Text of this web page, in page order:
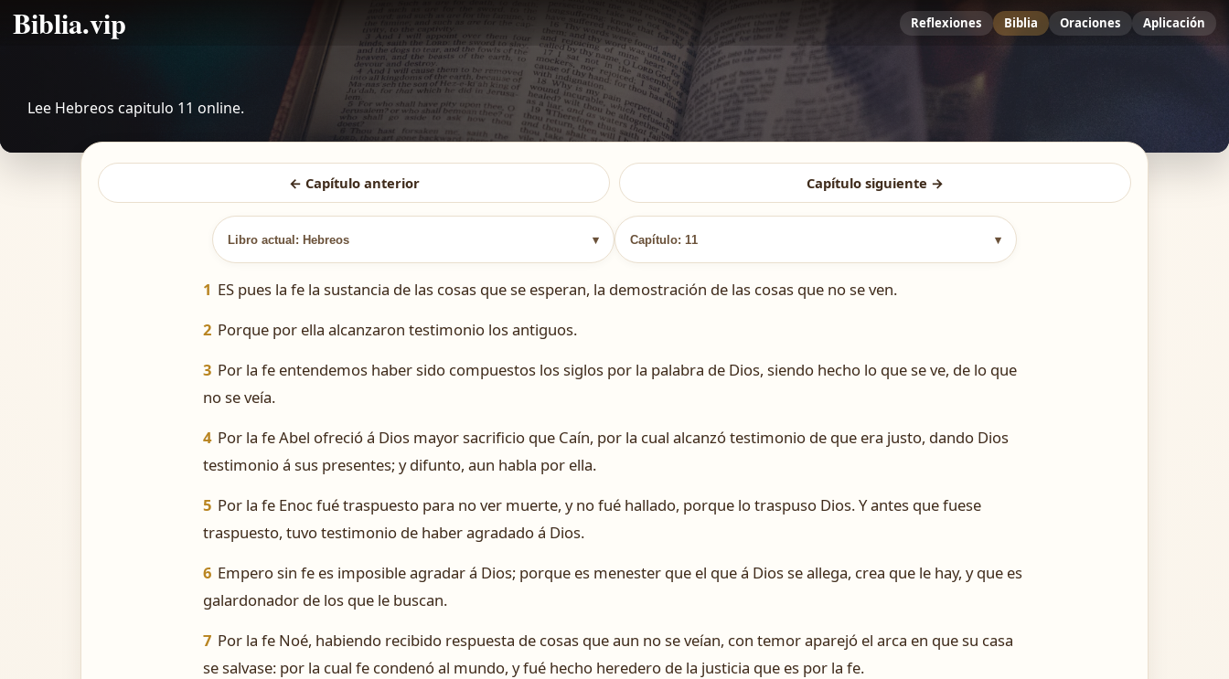
Biblia.vip Reflexiones Biblia Oraciones Aplicación
Lee Hebreos capitulo 11 online.
← Capítulo anterior Capítulo siguiente →
Libro actual: Hebreos ▾ Capítulo: 11 ▾
1 ES pues la fe la sustancia de las cosas que se esperan, la demostración de las cosas que no se ven.
2 Porque por ella alcanzaron testimonio los antiguos.
3 Por la fe entendemos haber sido compuestos los siglos por la palabra de Dios, siendo hecho lo que se ve, de lo que
no se veía.
4 Por la fe Abel ofreció á Dios mayor sacrificio que Caín, por la cual alcanzó testimonio de que era justo, dando Dios
testimonio á sus presentes; y difunto, aun habla por ella.
5 Por la fe Enoc fué traspuesto para no ver muerte, y no fué hallado, porque lo traspuso Dios. Y antes que fuese
traspuesto, tuvo testimonio de haber agradado á Dios.
6 Empero sin fe es imposible agradar á Dios; porque es menester que el que á Dios se allega, crea que le hay, y que es
galardonador de los que le buscan.
7 Por la fe Noé, habiendo recibido respuesta de cosas que aun no se veían, con temor aparejó el arca en que su casa
se salvase: por la cual fe condenó al mundo, y fué hecho heredero de la justicia que es por la fe.